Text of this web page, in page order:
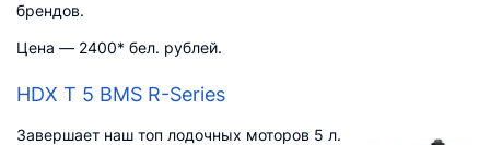
брендов.
Цена — 2400* бел. рублей.
HDX T 5 BMS R-Series
Завершает наш топ лодочных моторов 5 л.